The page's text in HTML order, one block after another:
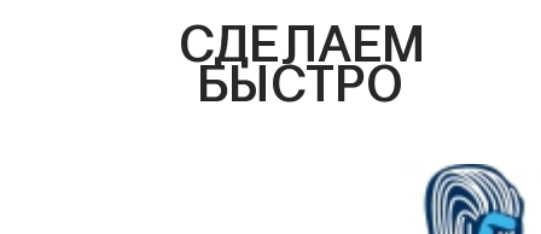
СДЕЛАЕМ
БЫСТРО